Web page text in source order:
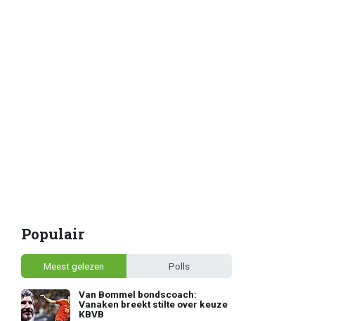
Populair
Meest gelezen Polls
Van Bommel bondscoach:
Vanaken breekt stilte over keuze
KBVB